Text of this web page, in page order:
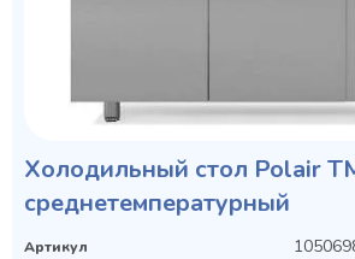
Холодильный стол Polair
среднетемпературный
Артикул